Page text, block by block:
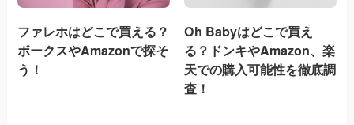
ファレホはどこで買える？
ボークスやAmazonで探そ
う！
Oh Babyはどこで買え
る？ドンキやAmazon、楽
天での購入可能性を徹底調
査！